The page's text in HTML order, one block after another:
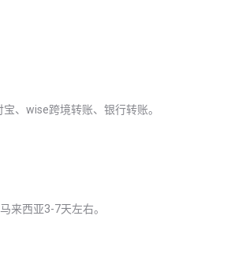
、wise跨境转账、银行转账。
来西亚3-7天左右。